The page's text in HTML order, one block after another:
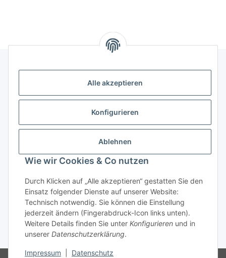
Alle akzeptieren
Konfigurieren
Ablehnen
Wie wir Cookies & Co nutzen
Durch Klicken auf „Alle akzeptieren“ gestatten Sie den
Einsatz folgender Dienste auf unserer Website:
Technisch notwendig. Sie können die Einstellung
jederzeit ändern (Fingerabdruck-Icon links unten).
Weitere Details finden Sie unter Konfigurieren und in
unserer Datenschutzerklärung.
Impressum Datenschutz
genesis musikverlag Christian Sprenger
34630 Gilserberg
E-Mail:anne.weckesser@genesis-musikverlag.de
Informationen
Gesetzliche Informationen
* Alle Preise inkl. gesetzlicher USt., zzgl.Versand